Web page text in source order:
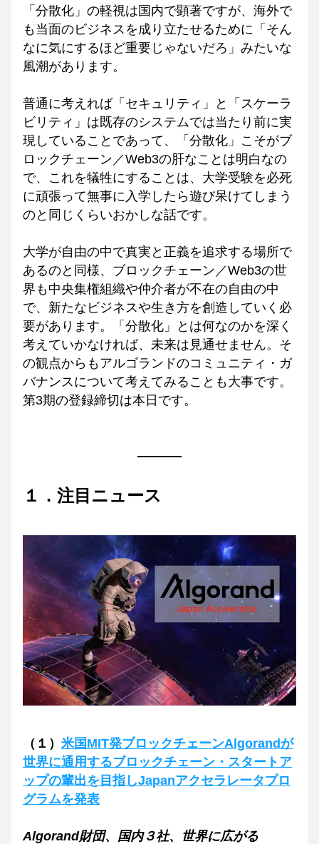
「分散化」の軽視は国内で顕著ですが、海外で
も当面のビジネスを成り立たせるために「そん
なに気にするほど重要じゃないだろ」みたいな
風潮があります。
普通に考えれば「セキュリティ」と「スケーラ
ビリティ」は既存のシステムでは当たり前に実
現していることであって、「分散化」こそがブ
ロックチェーン／Web3の肝なことは明白なの
で、これを犠牲にすることは、大学受験を必死
に頑張って無事に入学したら遊び呆けてしまう
のと同じくらいおかしな話です。
大学が自由の中で真実と正義を追求する場所で
あるのと同様、ブロックチェーン／Web3の世
界も中央集権組織や仲介者が不在の自由の中
で、新たなビジネスや生き方を創造していく必
要があります。「分散化」とは何なのかを深く
考えていかなければ、未来は見通せません。そ
の観点からもアルゴランドのコミュニティ・ガ
バナンスについて考えてみることも大事です。
第3期の登録締切は本日です。
１．注目ニュース
（１） 米国MIT発ブロックチェーンAlgorandが
世界に通用するブロックチェーン・スタートア
ップの輩出を目指しJapanアクセラレータプロ
グラムを発表
Algorand財団、国内３社、世界に広がる